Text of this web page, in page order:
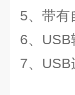
5、带有
6、USB
7、USB